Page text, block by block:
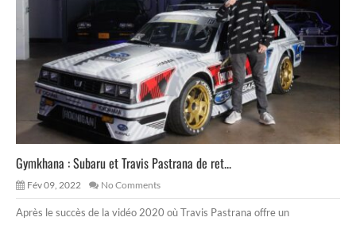
Gymkhana : Subaru et Travis Pastrana de ret...
Fév 09, 2022 No Comments
Après le succès de la vidéo 2020 où Travis Pastrana offre un